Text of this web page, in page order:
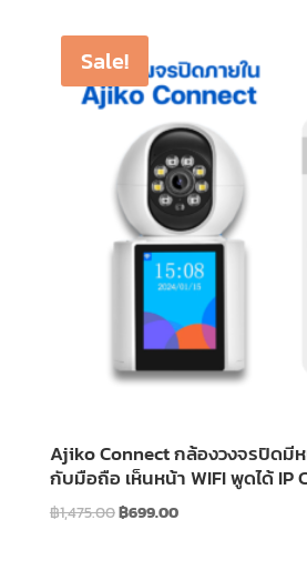
฿2,707.00.
Sale!
Ajiko Connect กล้องวงจรปิดมี
กับมือถือ เห็นหน้า WIFI พูดได้ IP
฿1,475.00Original
฿699.00Current